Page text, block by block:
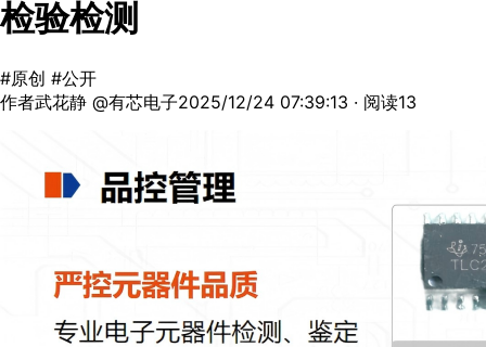
检验检测
#原创 #公开
作者武花静 @有芯电子2025/12/24 07:39:13 · 阅读13